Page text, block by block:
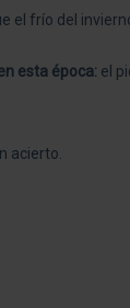
el frío del
esta época: el
acierto.